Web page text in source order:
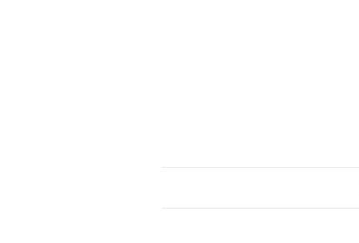
votre site. Énoncez clairement vos